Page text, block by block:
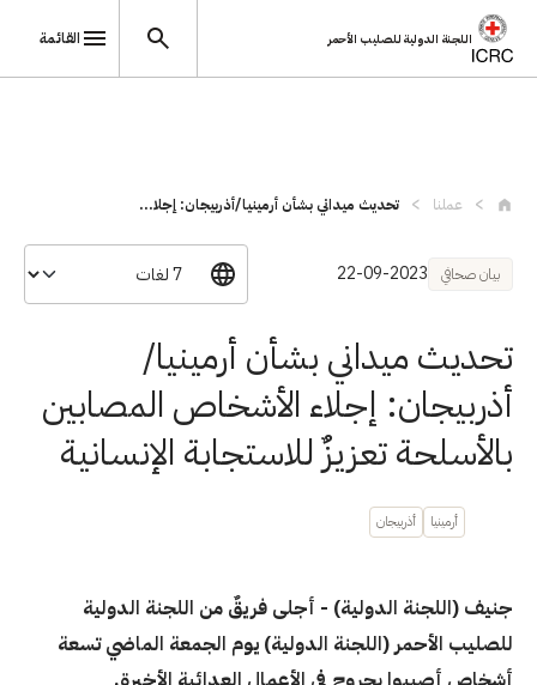
اللجنة الدولية للصليب الأحمر القائمة
عملنا تحديث ميداني بشأن أرمينيا/أذربيجان: إجلا...
بيان صحافي 22-09-2023
تحديث ميداني بشأن أرمينيا/
أذربيجان: إجلاء الأشخاص المصابين
بالأسلحة تعزيزٌ للاستجابة الإنسانية
أرمينيا أذربيجان
جنيف (اللجنة الدولية) - أجلى فريقٌ من اللجنة الدولية
للصليب الأحمر (اللجنة الدولية) يوم الجمعة الماضي تسعة